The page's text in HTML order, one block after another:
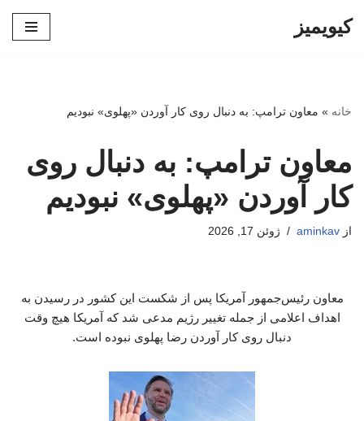
کیویمیز
خانه » معاون ترامپ: به دنبال روی کار آوردن «پهلوی» نبودیم
معاون ترامپ: به دنبال روی
کار آوردن «پهلوی» نبودیم
از aminkav ژوئن 17, 2026
معاون رئیس‌جمهور آمریکا پس از شکست این کشور در رسیدن به
اهداف اعلامی از جمله تغییر رژیم مدعی شد که آمریکا هیچ وقت
دنبال روی کار آوردن رضا پهلوی نبوده است.